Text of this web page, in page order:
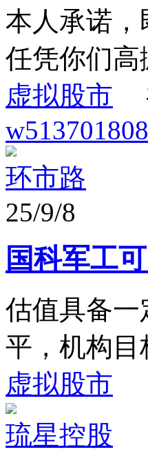
本人承诺
任凭你们
虚拟股市
w513701808
环市路
25/9/8
国科军工
估值具备一
平，机构目
虚拟股市
琉星控股